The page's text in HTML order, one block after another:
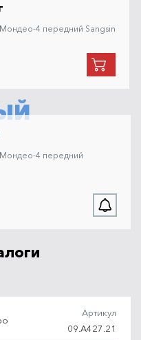
4 передний Sangsin
4 передний
Артикул
09.A427.21